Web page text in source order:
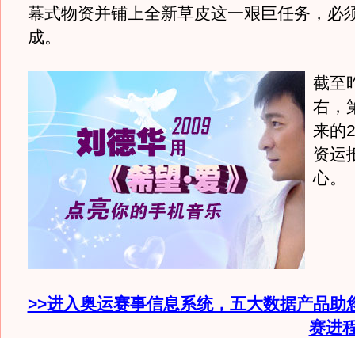
幕式物资并铺上全新草皮这一艰巨任务，必
成。
截至
右，
来的
资运
心。
>>进入奥运赛事信息系统，五大数据产品助
赛进